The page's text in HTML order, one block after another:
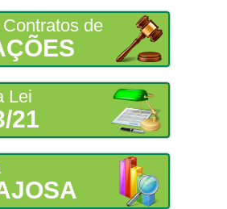
de
Lei
21